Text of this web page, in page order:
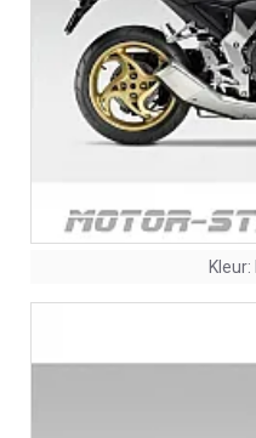
Kleur: